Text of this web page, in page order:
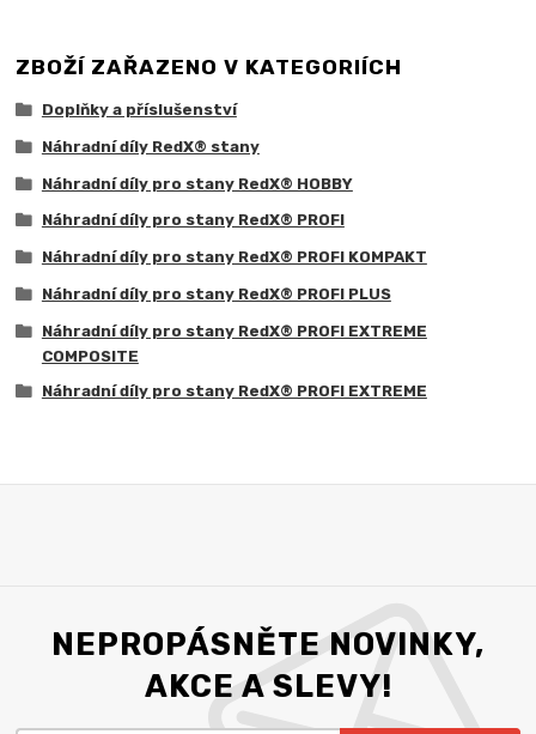
ZBOŽÍ ZAŘAZENO V KATEGORIÍCH
Doplňky a příslušenství
Náhradní díly RedX® stany
Náhradní díly pro stany RedX® HOBBY
Náhradní díly pro stany RedX® PROFI
Náhradní díly pro stany RedX® PROFI KOMPAKT
Náhradní díly pro stany RedX® PROFI PLUS
Náhradní díly pro stany RedX® PROFI EXTREME
COMPOSITE
Náhradní díly pro stany RedX® PROFI EXTREME
NEPROPÁSNĚTE NOVINKY,
AKCE A SLEVY!